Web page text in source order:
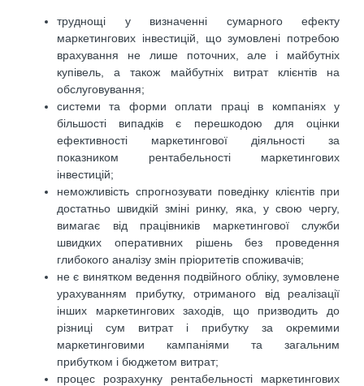
труднощі у визначенні сумарного ефекту
маркетингових інвестицій, що зумовлені потребою
врахування не лише поточних, але і майбутніх
купівель, а також майбутніх витрат клієнтів на
обслуговування;
системи та форми оплати праці в компаніях у
більшості випадків є перешкодою для оцінки
ефективності маркетингової діяльності за
показником рентабельності маркетингових
інвестицій;
неможливість спрогнозувати поведінку клієнтів при
достатньо швидкій зміні ринку, яка, у свою чергу,
вимагає від працівників маркетингової служби
швидких оперативних рішень без проведення
глибокого аналізу змін пріоритетів споживачів;
не є винятком ведення подвійного обліку, зумовлене
урахуванням прибутку, отриманого від реалізації
інших маркетингових заходів, що призводить до
різниці сум витрат і прибутку за окремими
маркетинговими кампаніями та загальним
прибутком і бюджетом витрат;
процес розрахунку рентабельності маркетингових